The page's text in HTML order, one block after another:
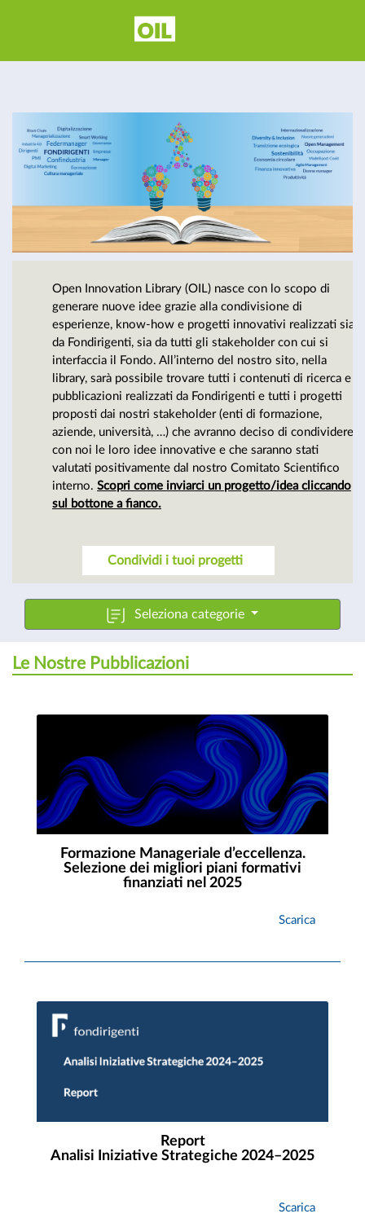
Innovation
Library - Il
carburante
per la
cultura
manageriale
Open Innovation Library (OIL) nasce con lo scopo di
generare nuove idee grazie alla condivisione di
esperienze, know-how e progetti innovativi realizzati sia
da Fondirigenti, sia da tutti gli stakeholder con cui si
interfaccia il Fondo. All’interno del nostro sito, nella
library, sarà possibile trovare tutti i contenuti di ricerca e
pubblicazioni realizzati da Fondirigenti e tutti i progetti
proposti dai nostri stakeholder (enti di formazione,
aziende, università, …) che avranno deciso di condividere
con noi le loro idee innovative e che saranno stati
valutati positivamente dal nostro Comitato Scientifico
interno. Scopri come inviarci un progetto/idea cliccando
sul bottone a fianco.
Condividi i tuoi progetti
Seleziona categorie
Le Nostre Pubblicazioni
Formazione Manageriale d’eccellenza.
Selezione dei migliori piani formativi
finanziati nel 2025
Scarica
Report
Analisi Iniziative Strategiche 2024–2025
Scarica